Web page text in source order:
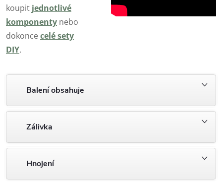
koupit jednotlivé
komponenty nebo
dokoncecelé sety
DIY.
Balení obsahuje
Zálivka
Hnojení